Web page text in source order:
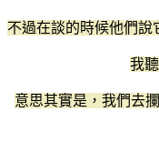
不過在談的時候他們說
我
意思其實是，我們去